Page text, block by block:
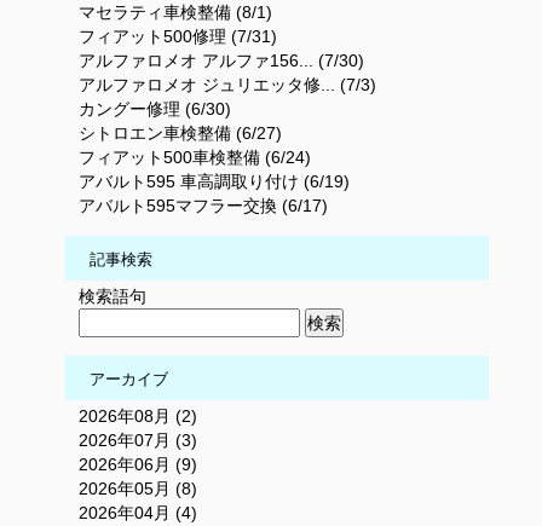
マセラティ車検整備 (8/1)
フィアット500修理 (7/31)
アルファロメオ アルファ156... (7/30)
アルファロメオ ジュリエッタ修... (7/3)
カングー修理 (6/30)
シトロエン車検整備 (6/27)
フィアット500車検整備 (6/24)
アバルト595 車高調取り付け (6/19)
アバルト595マフラー交換 (6/17)
記事検索
検索語句
アーカイブ
2026年08月 (2)
2026年07月 (3)
2026年06月 (9)
2026年05月 (8)
2026年04月 (4)